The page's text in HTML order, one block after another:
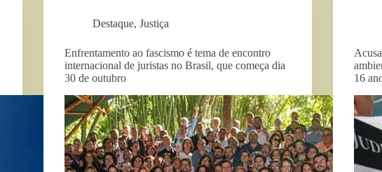
Destaque,Justiça
Enfrentamento ao fascismo é tema de encontro
internacional de juristas no Brasil, que começa dia
30 de outubro
16